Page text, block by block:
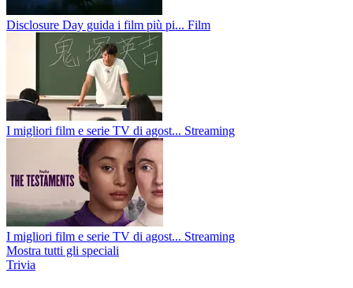
Disclosure Day guida i film più pi... Film
I migliori film e serie TV di agost... Streaming
I migliori film e serie TV di agost... Streaming
Mostra tutti gli speciali
Trivia